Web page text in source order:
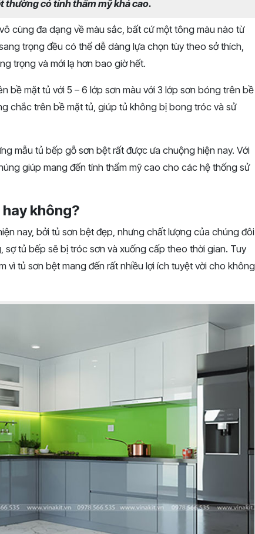
thường có tính thẩm mỹ khá cao.
cùng đa dạng về màu sắc, bất cứ một tông màu nào từ
trọng đều có thể dễ dàng lựa chọn tùy theo sở thích,
trọng và mới lạ hơn bao giờ hết.
bề mặt tủ với 5 – 6 lớp sơn màu với 3 lớp sơn bóng trên bề
chắc trên bề mặt tủ, giúp tủ không bị bong tróc và sử
mẫu tủ bếp gỗ sơn bệt rất được ưa chuộng hiện nay. Với
giúp mang đến tính thẩm mỹ cao cho các hệ thống sử
không?
nay, bởi tủ sơn bệt đẹp, nhưng chất lượng của chúng đôi
sợ tủ bếp sẽ bị tróc sơn và xuống cấp theo thời gian. Tuy
vì tủ sơn bệt mang đến rất nhiều lợi ích tuyệt vời cho không